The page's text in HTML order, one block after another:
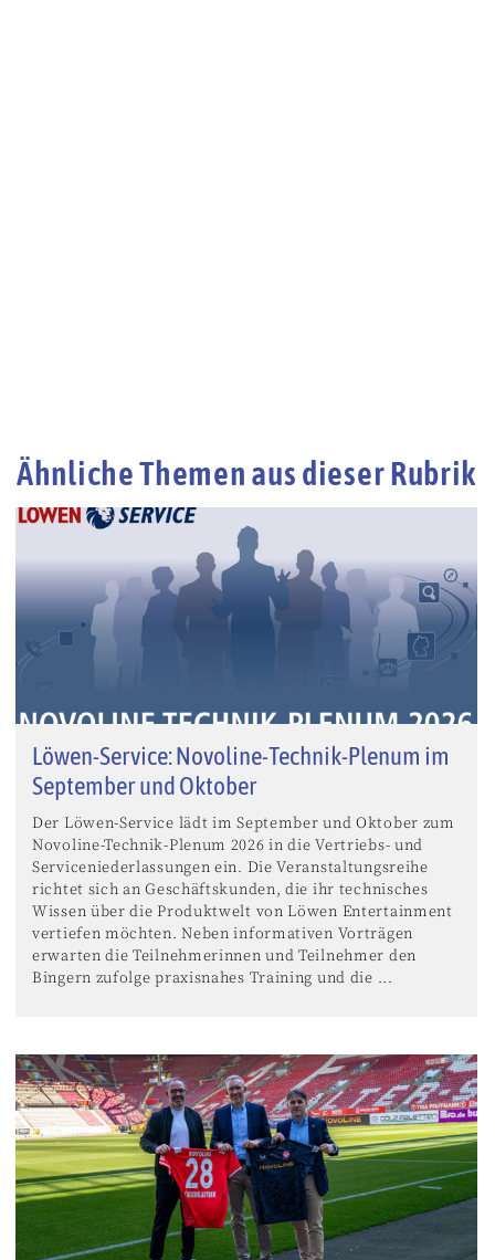
Ähnliche Themen aus dieser Rubrik
Löwen-Service: Novoline-Technik-Plenum im
September und Oktober
Der Löwen-Service lädt im September und Oktober zum
Novoline-Technik-Plenum 2026 in die Vertriebs- und
Serviceniederlassungen ein. Die Veranstaltungsreihe
richtet sich an Geschäftskunden, die ihr technisches
Wissen über die Produktwelt von Löwen Entertainment
vertiefen möchten. Neben informativen Vorträgen
erwarten die Teilnehmerinnen und Teilnehmer den
Bingern zufolge praxisnahes Training und die ...